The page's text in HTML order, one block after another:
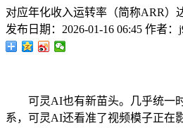
对应年化收入运转率（简称ARR）
发布日期： 2026-01-16 06:45 作者：
可灵AI也有新苗头。几乎统一
系，可灵AI还看准了视频模子正在